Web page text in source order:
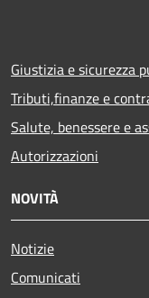
Giustizia e sicurezza
Tributi,finanze e
Salute, benessere e
Autorizzazioni
NOVITÀ
Notizie
Comunicati